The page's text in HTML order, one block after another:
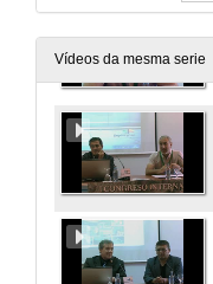
Vídeos da mesma serie